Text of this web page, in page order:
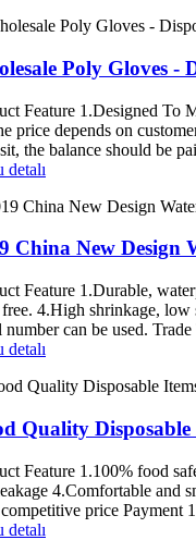
Poly Gloves -
Feature 1.Designed To
price depends on
the balance should be
detalı
China New Design
Feature 1.Durable,
4.High shrinkage, low
number can be used.
detalı
Quality
Feature 1.100% food
4.Comfortable and
price Payment
detalı